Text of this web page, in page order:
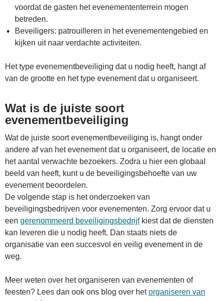
voordat de gasten het evenemententerrein mogen
betreden.
Beveiligers: patrouilleren in het evenementengebied en
kijken uit naar verdachte activiteiten.
Het type evenementbeveiliging dat u nodig heeft, hangt af
van de grootte en het type evenement dat u organiseert.
Wat is de juiste soort
evenementbeveiliging
Wat de juiste soort evenementbeveiliging is, hangt onder
andere af van het evenement dat u organiseert, de locatie en
het aantal verwachte bezoekers. Zodra u hier een globaal
beeld van heeft, kunt u de beveiligingsbehoefte van uw
evenement beoordelen.
De volgende stap is het onderzoeken van
beveiligingsbedrijven voor evenementen. Zorg ervoor dat u
een gerenommeerd beveiligingsbedrijfkiest dat de diensten
kan leveren die u nodig heeft. Dan staats niets de
organisatie van een succesvol en veilig evenement in de
weg.
Meer weten over het organiseren van evenementen of
feesten? Lees dan ook ons blog over hetorganiseren van